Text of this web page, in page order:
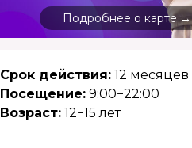
Срок действия: 12 месяцев
Посещение: 9:00−22:00
Возраст: 12−15 лет
Подробнее о карте →